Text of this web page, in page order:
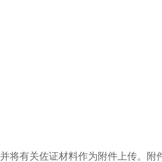
将有关佐证材料作为附件上传。附